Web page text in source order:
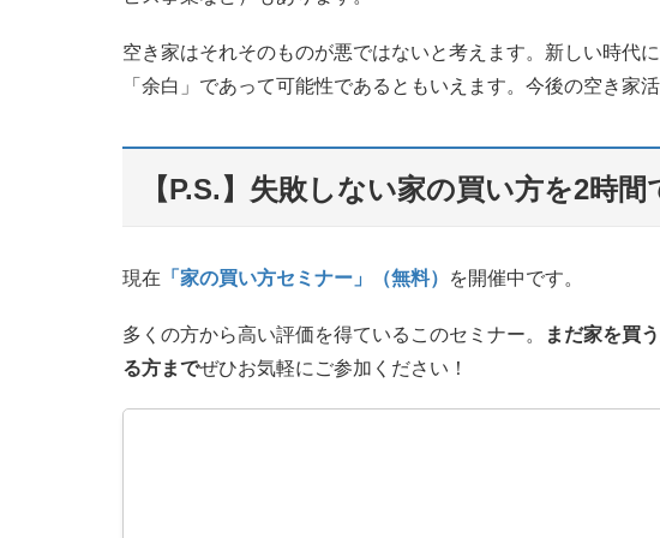
空き家はそれそのものが悪ではないと考えます。新しい時代
「余白」であって可能性であるともいえます。今後の空き家
【P.S.】失敗しない家の買い方を2時
現在 「家の買い方セミナー」（無料） を開催中です。
多くの方から高い評価を得ているこのセミナー。
まだ家を買
る方までぜひお気軽にご参加ください！